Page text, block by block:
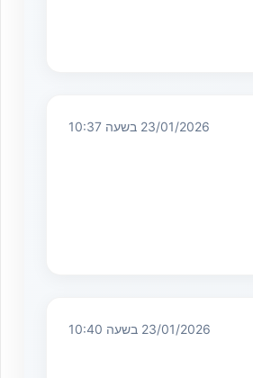
23/01/2026 בשעה 10:37
23/01/2026 בשעה 10:40